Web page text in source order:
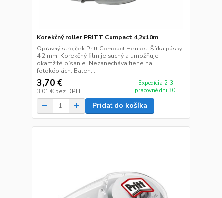
Korekčný roller PRITT Compact 4,2x10m
Opravný strojček Pritt Compact Henkel. Šírka pásky
4,2 mm. Korekčný film je suchý a umožňuje
okamžité písanie. Nezanecháva tiene na
fotokópiách. Balen...
3,70 €
3,01 € bez DPH
Expedícia 2-3
pracovné dni 30
Pridať do košíka